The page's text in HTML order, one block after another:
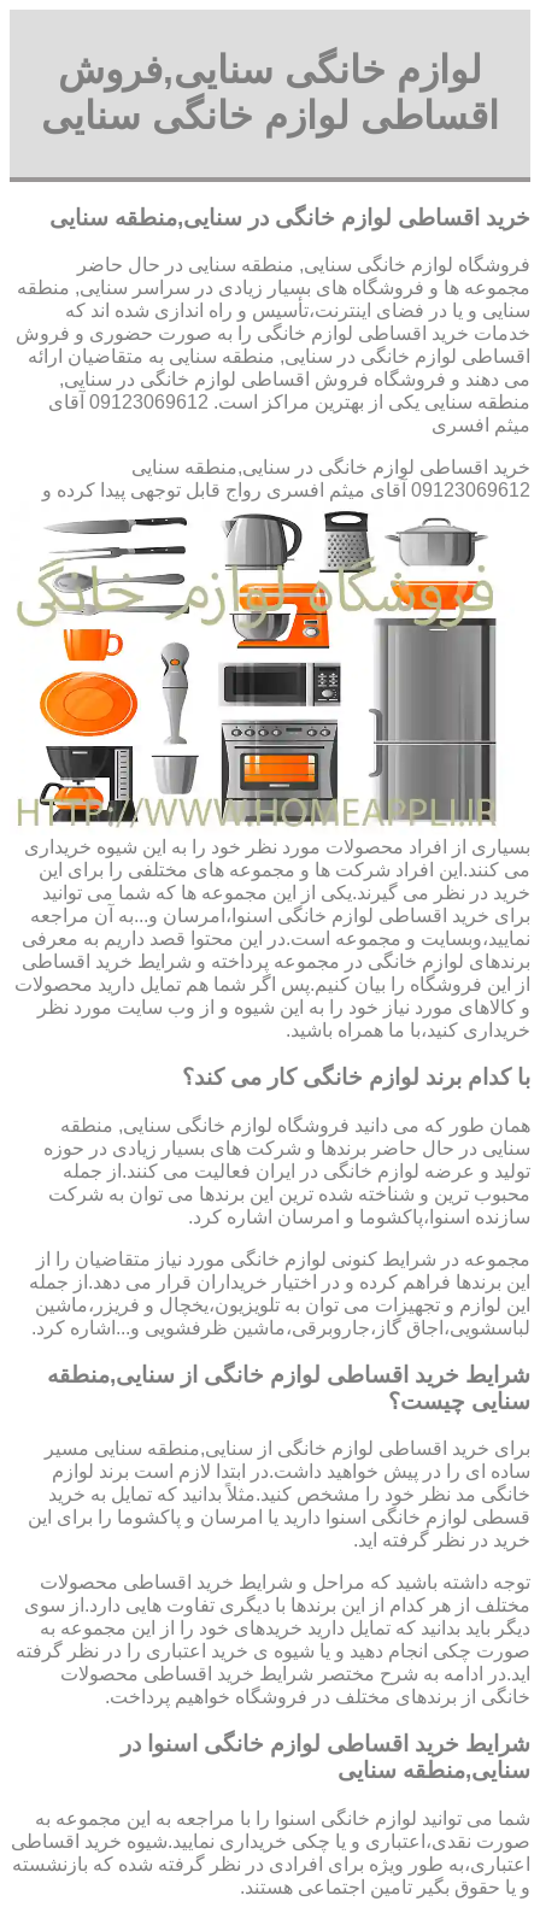
لوازم خانگی سنایی,فروش
اقساطی لوازم خانگی سنایی
خرید اقساطی لوازم خانگی در سنایی,منطقه سنایی
فروشگاه لوازم خانگی سنایی, منطقه سنایی در حال حاضر
مجموعه ها و فروشگاه های بسیار زیادی در سراسر سنایی, منطقه
سنایی و یا در فضای اینترنت،تأسیس و راه اندازی شده اند که
خدمات خرید اقساطی لوازم خانگی را به صورت حضوری و فروش
اقساطی لوازم خانگی در سنایی, منطقه سنایی به متقاضیان ارائه
می دهند و فروشگاه فروش اقساطی لوازم خانگی در سنایی,
منطقه سنایی یکی از بهترین مراکز است. 09123069612 آقای
میثم افسری
خرید اقساطی لوازم خانگی در سنایی,منطقه سنایی
09123069612 آقای میثم افسری
رواج قابل توجهی پیدا کرده و
بسیاری از افراد محصولات مورد نظر خود را به این شیوه خریداری
می کنند.این افراد شرکت ها و مجموعه های مختلفی را برای این
خرید در نظر می گیرند.یکی از این مجموعه ها که شما می توانید
برای خرید اقساطی لوازم خانگی اسنوا،امرسان و...به آن مراجعه
نمایید،وبسایت و مجموعه است.در این محتوا قصد داریم به معرفی
برندهای لوازم خانگی در مجموعه پرداخته و شرایط خرید اقساطی
از این فروشگاه را بیان کنیم.پس اگر شما هم تمایل دارید محصولات
و کالاهای مورد نیاز خود را به این شیوه و از وب سایت مورد نظر
خریداری کنید،با ما همراه باشید.
با کدام برند لوازم خانگی کار می کند؟
همان طور که می دانید فروشگاه لوازم خانگی سنایی, منطقه
سنایی در حال حاضر برندها و شرکت های بسیار زیادی در حوزه
تولید و عرضه لوازم خانگی در ایران فعالیت می کنند.از جمله
محبوب ترین و شناخته شده ترین این برندها می توان به شرکت
سازنده اسنوا،پاکشوما و امرسان اشاره کرد.
مجموعه در شرایط کنونی لوازم خانگی مورد نیاز متقاضیان را از
این برندها فراهم کرده و در اختیار خریداران قرار می دهد.از جمله
این لوازم و تجهیزات می توان به تلویزیون،یخچال و فریزر،ماشین
لباسشویی،اجاق گاز،جاروبرقی،ماشین ظرفشویی و...اشاره کرد.
شرایط خرید اقساطی لوازم خانگی از سنایی,منطقه
سنایی چیست؟
برای خرید اقساطی لوازم خانگی از سنایی,منطقه سنایی مسیر
ساده ای را در پیش خواهید داشت.در ابتدا لازم است برند لوازم
خانگی مد نظر خود را مشخص کنید.مثلاً بدانید که تمایل به خرید
قسطی لوازم خانگی اسنوا دارید یا امرسان و پاکشوما را برای این
خرید در نظر گرفته اید.
توجه داشته باشید که مراحل و شرایط خرید اقساطی محصولات
مختلف از هر کدام از این برندها با دیگری تفاوت هایی دارد.از سوی
دیگر باید بدانید که تمایل دارید خریدهای خود را از این مجموعه به
صورت چکی انجام دهید و یا شیوه ی خرید اعتباری را در نظر گرفته
اید.در ادامه به شرح مختصر شرایط خرید اقساطی محصولات
خانگی از برندهای مختلف در فروشگاه خواهیم پرداخت.
شرایط خرید اقساطی لوازم خانگی اسنوا در
سنایی,منطقه سنایی
شما می توانید لوازم خانگی اسنوا را با مراجعه به این مجموعه به
صورت نقدی،اعتباری و یا چکی خریداری نمایید.شیوه خرید اقساطی
اعتباری،به طور ویژه برای افرادی در نظر گرفته شده که بازنشسته
و یا حقوق بگیر تامین اجتماعی هستند.